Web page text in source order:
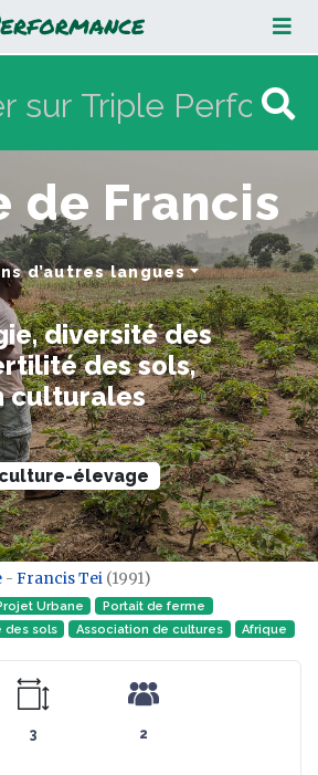
Tei
de Francis
d’autres langues
diversité des
des sols,
culturales
élevage
,rechercher
- Francis Tei (1991)
Urbane
Portait de ferme
des sols Association de cultures Afrique
3 2